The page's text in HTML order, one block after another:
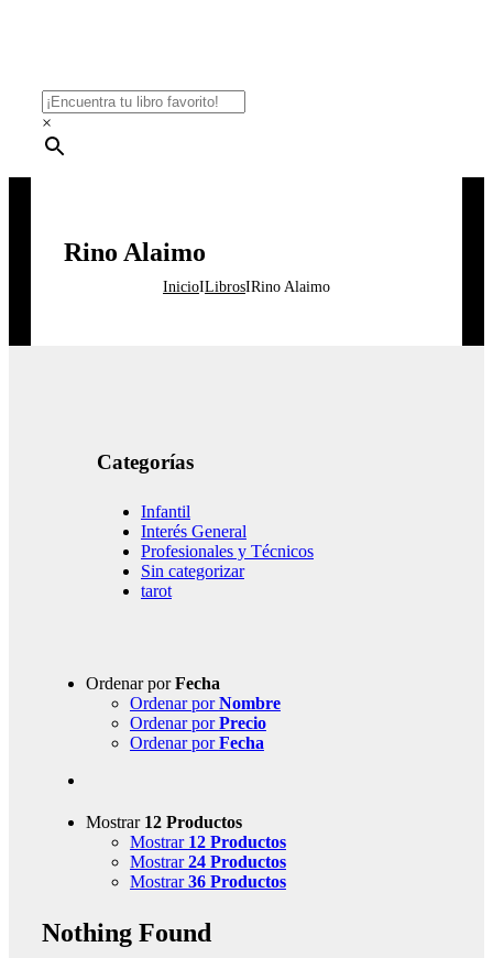
×
Rino Alaimo
InicioILibrosIRino Alaimo
Categorías
Infantil
Interés General
Profesionales y Técnicos
Sin categorizar
tarot
Ordenar porFecha
Ordenar porNombre
Ordenar porPrecio
Ordenar porFecha
Mostrar 12 Productos
Mostrar 12 Productos
Mostrar24 Productos
Mostrar36 Productos
Nothing Found